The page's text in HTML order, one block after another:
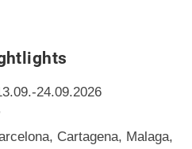
24.09.2026
Cartagena, Malaga,